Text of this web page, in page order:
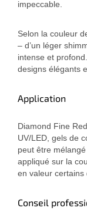
impeccable.
Selon la couleur
– d’un léger
intense et
designs élégants
Application
Diamond Fine
UV/LED, gels de
peut être
appliqué sur la
en valeur certains
Conseil